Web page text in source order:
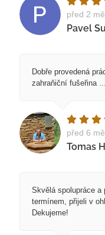
před 2
Pavel
Dobře provedená
zahraňiční fušeřina
před 6
Tomas
Skvělá spolupráce
termínem, přijeli v
Dekujeme!